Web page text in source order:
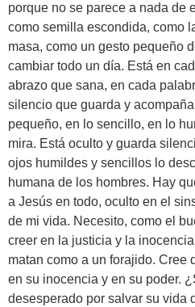
porque no se parece a nada de
como semilla escondida, como
masa, como un gesto pequeño
cambiar todo un día. Está en
abrazo que sana, en cada
silencio que guarda y
pequeño, en lo sencillo, en lo
mira. Está oculto y guarda
ojos humildes y sencillos lo
humana de los hombres. Hay
a Jesús en todo, oculto en el
de mi vida. Necesito, como el
creer en la justicia y la
matan como a un forajido. Cree
en su inocencia y en su poder.
desesperado por salvar su vida